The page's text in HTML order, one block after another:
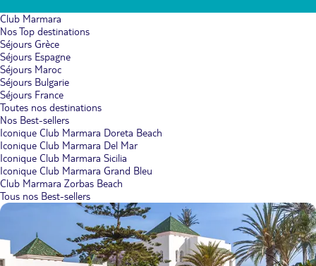
Club Marmara
Nos Top destinations
Séjours Grèce
Séjours Espagne
Séjours Maroc
Séjours Bulgarie
Séjours France
Toutes nos destinations
Nos Best-sellers
Iconique Club Marmara Doreta Beach
Iconique Club Marmara Del Mar
Iconique Club Marmara Sicilia
Iconique Club Marmara Grand Bleu
Club Marmara Zorbas Beach
Tous nos Best-sellers